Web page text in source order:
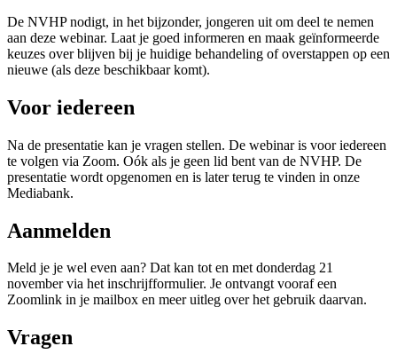
De NVHP nodigt, in het bijzonder, jongeren uit om deel te nemen
aan deze webinar. Laat je goed informeren en maak geïnformeerde
keuzes over blijven bij je huidige behandeling of overstappen op een
nieuwe (als deze beschikbaar komt).
Voor iedereen
Na de presentatie kan je vragen stellen. De webinar is voor iedereen
te volgen via Zoom. Oók als je geen lid bent van de NVHP. De
presentatie wordt opgenomen en is later terug te vinden in onze
Mediabank.
Aanmelden
Meld je je wel even aan? Dat kan tot en met donderdag 21
november via het inschrijfformulier. Je ontvangt vooraf een
Zoomlink in je mailbox en meer uitleg over het gebruik daarvan.
Vragen